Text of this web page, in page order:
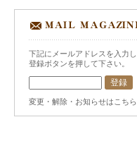
下記にメールアドレスを入力し
登録ボタンを押して下さい。
変更・解除・お知らせはこちら